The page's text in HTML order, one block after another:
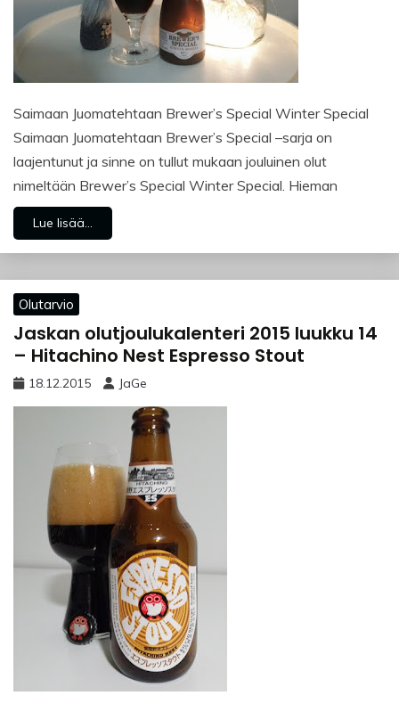
Saimaan Juomatehtaan Brewer’s Special Winter Special
Saimaan Juomatehtaan Brewer’s Special –sarja on
laajentunut ja sinne on tullut mukaan jouluinen olut
nimeltään Brewer’s Special Winter Special. Hieman
Lue lisää...
Olutarvio
Jaskan olutjoulukalenteri 2015 luukku 14
– Hitachino Nest Espresso Stout
18.12.2015 JaGe